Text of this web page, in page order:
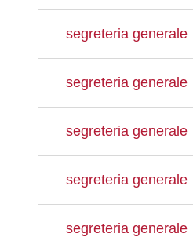
segreteria generale
segreteria generale
segreteria generale
segreteria generale
segreteria generale